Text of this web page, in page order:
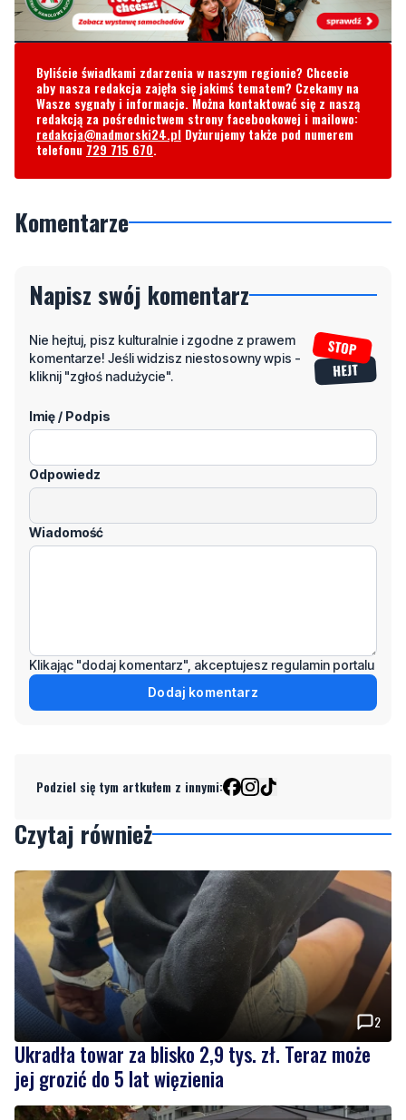
Byliście świadkami zdarzenia w naszym regionie? Chcecie
aby nasza redakcja zajęła się jakimś tematem? Czekamy na
Wasze sygnały i informacje. Można kontaktować się z naszą
redakcją za pośrednictwem strony facebookowej i mailowo:
redakcja@nadmorski24.pl Dyżurujemy także pod numerem
telefonu 729 715 670.
Komentarze
Napisz swój komentarz
Nie hejtuj, pisz kulturalnie i zgodne z prawem
komentarze! Jeśli widzisz niestosowny wpis -
kliknij "zgłoś nadużycie".
Imię / Podpis
Odpowiedz
Wiadomość
Klikając "dodaj komentarz", akceptujesz regulamin portalu
Dodaj komentarz
Podziel się tym artkułem z innymi:
Czytaj również
2
Ukradła towar za blisko 2,9 tys. zł. Teraz może
jej grozić do 5 lat więzienia